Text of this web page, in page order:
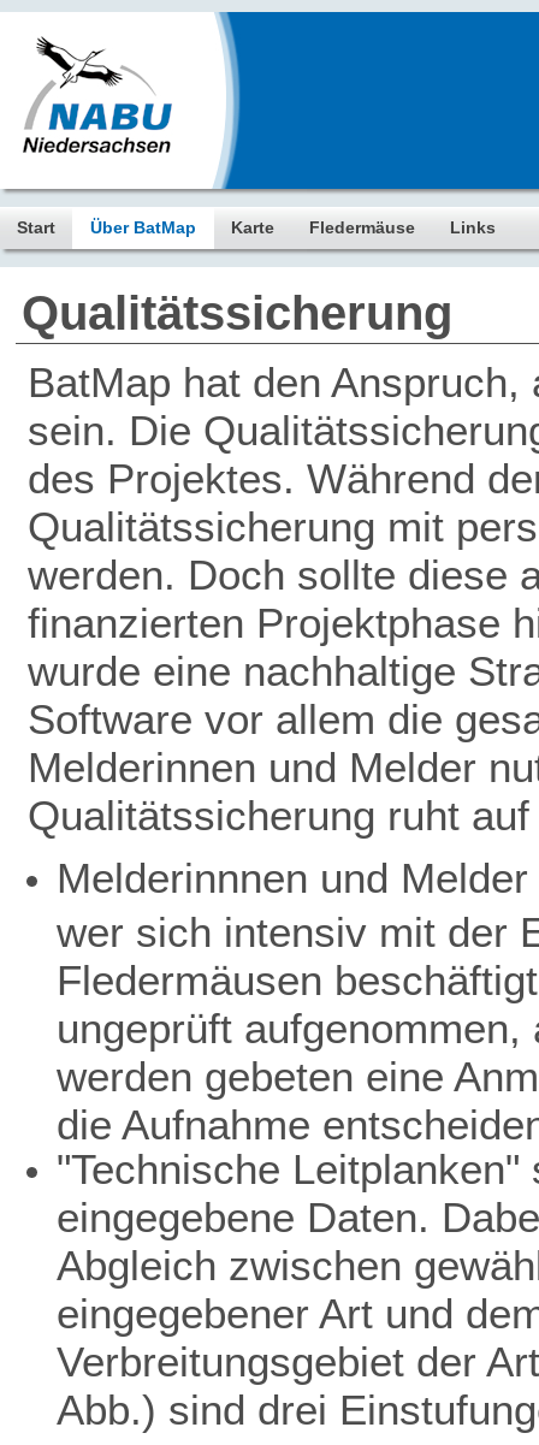
Start Über BatMap Karte Fledermäuse Links
Qualitätssicherung
BatMap hat den
sein. Die
des Projektes. Während
Qualitätssicherung mit
werden. Doch sollte diese
finanzierten Projektphase
wurde eine nachhaltige
Software vor allem die
Melderinnen und Melder
Qualitätssicherung ruht
Melderinnnen und
wer sich intensiv mit der
Fledermäusen
ungeprüft
werden gebeten eine
die Aufnahme
"Technische
eingegebene Daten.
Abgleich zwischen
eingegebener Art und
Verbreitungsgebiet der
Abb.) sind drei